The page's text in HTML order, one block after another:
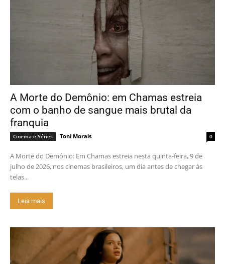
A Morte do Demônio: em Chamas estreia
com o banho de sangue mais brutal da
franquia
Cinema e Séries Toni Morais 0
A Morte do Demônio: Em Chamas estreia nesta quinta-feira, 9 de
julho de 2026, nos cinemas brasileiros, um dia antes de chegar às
telas...
Leia mais